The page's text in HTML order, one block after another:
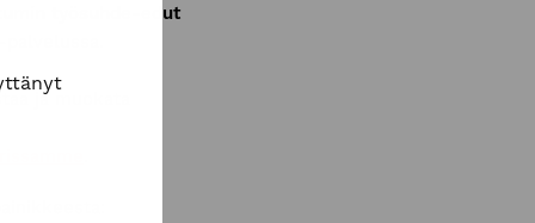
työsuhde-edut
ja muokata